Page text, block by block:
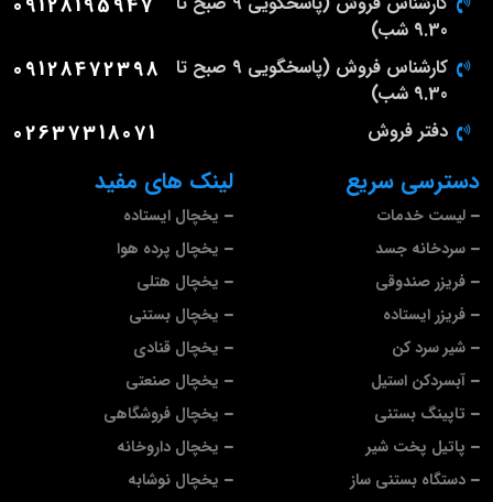
لینک های مفید
یخچال ایستاده
یخچال پرده هوا
یخچال هتلی
یخچال بستنی
یخچال قنادی
یخچال صنعتی
یخچال فروشگاهی
یخچال داروخانه
یخچال نوشابه
دسترسی سریع
لیست خدمات
سردخانه جسد
فریزر صندوقی
فریزر ایستاده
شیر سرد کن
آبسردکن استیل
تاپینگ بستنی
پاتیل پخت شیر
دستگاه بستنی ساز
9.30 شب)
کارشناس فروش (پاسخگویی 9 صبح تا
9.30 شب)
09128472398
دفتر فروش 02637318071